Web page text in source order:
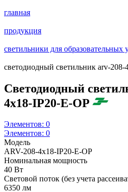
главная
продукция
светильники для
светодиодный светильник arv-208-
Светодиодный
4x18-IP20-E-OP
Элементов: 0
Элементов: 0
Модель
ARV-208-4x18-IP20-E-OP
Номинальная мощность
40 Вт
Световой поток (без учета
6350 лм